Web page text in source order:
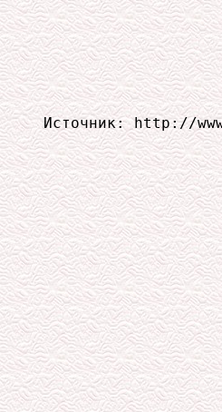
Источник: http://